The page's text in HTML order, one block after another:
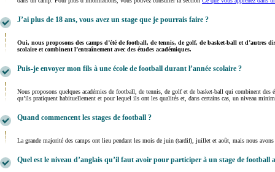
J’ai plus de 18 ans, vous avez un stage que je pourrais faire ?
Oui, nous proposons des camps d’été de football, de tennis, de golf, de basket-ball et d’autres
scolaire et combinent l’entraînement avec des études académiques.
Puis-je envoyer mon fils à une école de football durant l’année scolaire ?
Nous proposons quelques académies de football, de tennis, de golf et de basket-ball qui combinent
qu’ils pratiquent habituellement et pour lequel ils ont les qualités et, dans certains cas, un niveau
Quand commencent les stages de football ?
La grande majorité des camps ont lieu pendant les mois de juin (tardif), juillet et août, mais nous
Quel est le niveau d’anglais qu’il faut avoir pour participer à un stage de football